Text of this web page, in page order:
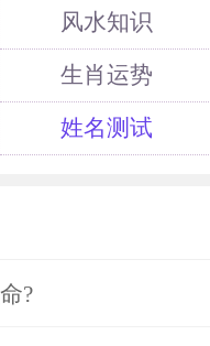
风水知识
生肖运势
姓名测试
?